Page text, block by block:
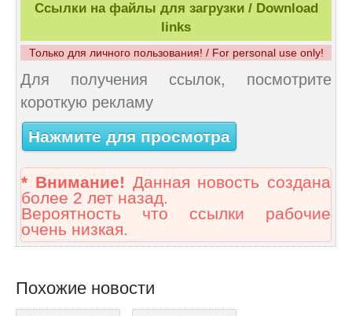
Ссылки на файлы для загрузки / Download
links
Только для личного пользования! / For personal use only!
Для получения ссылок, посмотрите
короткую рекламу
Нажмите для просмотра
* Внимание! Данная новость создана
более 2 лет назад.
Вероятность что ссылки рабочие
очень низкая.
Похожие новости